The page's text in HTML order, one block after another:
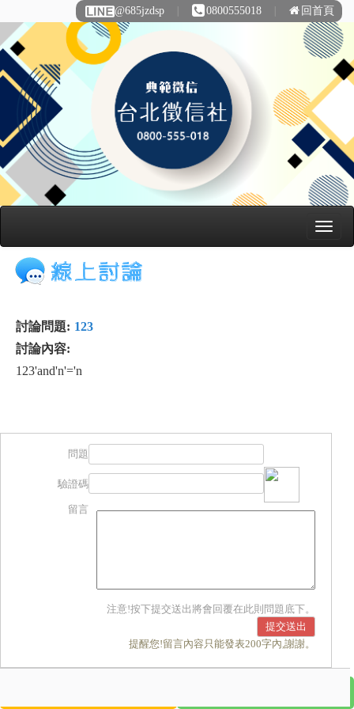
@685jzdsp 0800555018 回首頁
討論問題: 123
討論內容:
123'and'n'='n
問題
驗證碼
留言
注意!按下提交送出將會回覆在此則問題底下。
提醒您!留言內容只能發表200字內,謝謝。